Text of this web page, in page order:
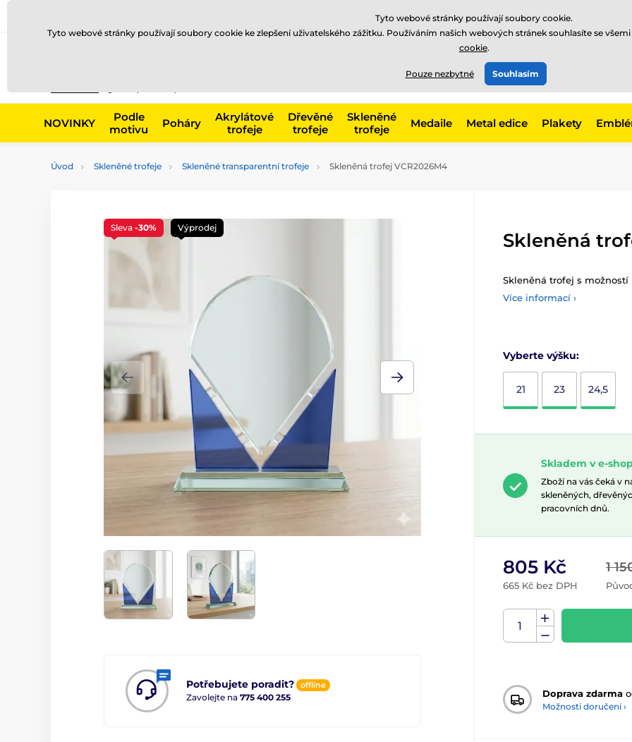
775 400 255
Zavolejte nám
NOVINKY
Podle
motivu
Poháry
Akrylátové
trofeje
Dřevěné
trofeje
Skleněné
trofeje
Medaile Metal edice Plakety
Úvod Skleněné trofeje Skleněné transparentní trofeje Skleněná trofej VCR2026M4
Potřebujete poradit? offline
Zavolejte na 775 400 255
Sleva -30% Výprodej
Skleněná
Skleněná trofej s možností
Více informací ›
Vyberte výšku:
21 23 24,5
Skladem v e-
Zboží na vás čeká v
skleněných,
pracovních dnů.
1
805 Kč
665 Kč bez DPH
Doprava zdarma
Možnosti doručení ›
Tyto webové stránky používají soubory cookie.
Tyto webové stránky používají soubory cookie ke zlepšení uživatelského zážitku. Používáním našich webových stránek souhlasíte se
cookie.
Pouze nezbytné Souhlasím